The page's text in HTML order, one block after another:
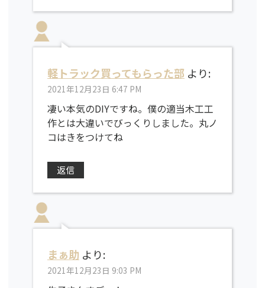
軽トラック買ってもらった部 より:
2021年12月23日 6:47 PM
凄い本気のDIYですね。僕の適当木工工
作とは大違いでびっくりしました。丸ノ
コはきをつけてね
返信
まぁ助 より:
2021年12月23日 9:03 PM